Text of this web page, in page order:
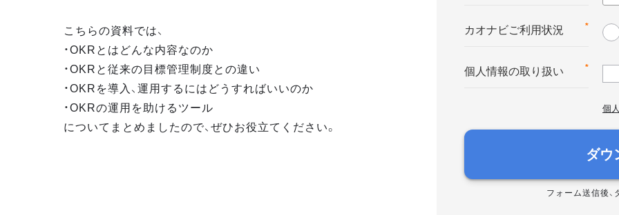
こちらの資料では、
・OKRとはどんな内容なのか
・OKRと従来の目標管理制度との違い
・OKRを導入、運用するにはどうすればいいのか
・OKRの運用を助けるツール
についてまとめましたので、ぜひお役立てください。
*
カオナビご利用状況
*
個人情報の取り扱い
個
ダウ
フォーム送信後